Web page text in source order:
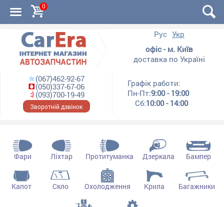
0
Рус Укр
офіс - м. Київ
доставка по Україні
(067)462-92-67
(050)337-67-06
(093)700-19-49
Зворотній дзвінок
Графік работи:
Пн-Пт:9:00 - 19:00
Сб:10:00 - 14:00
Фари Ліхтар Протитуманка Дзеркала Бампер
Капот Скло Охолодження Крила Багажники